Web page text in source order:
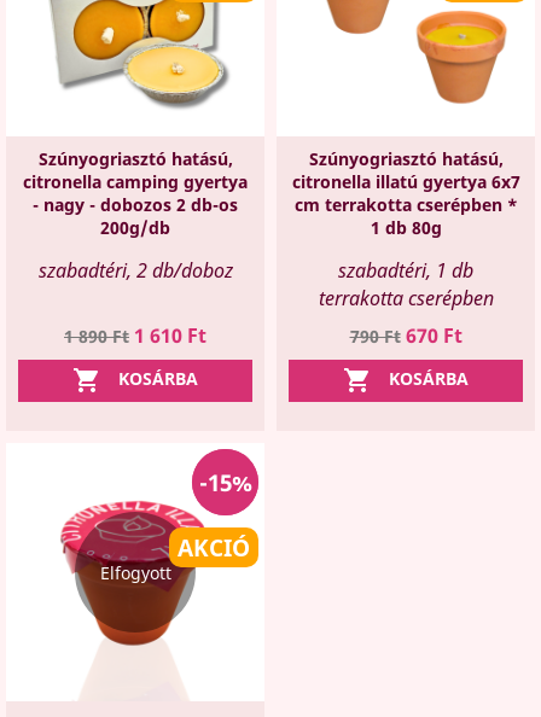
Szúnyogriasztó hatású,
citronella camping gyertya
- nagy - dobozos 2 db-os
200g/db
szabadtéri, 2 db/doboz
Regular
price
1 890 Ft Ár
1 610 Ft
 KOSÁRBA
Szúnyogriasztó hatású,
citronella illatú gyertya 6x7
cm terrakotta cserépben *
1 db 80g
szabadtéri, 1 db
terrakotta cserépben
Regular
price
790 Ft Ár
670 Ft
 KOSÁRBA
Elfogyott
-15%
-15%
AKCIÓ